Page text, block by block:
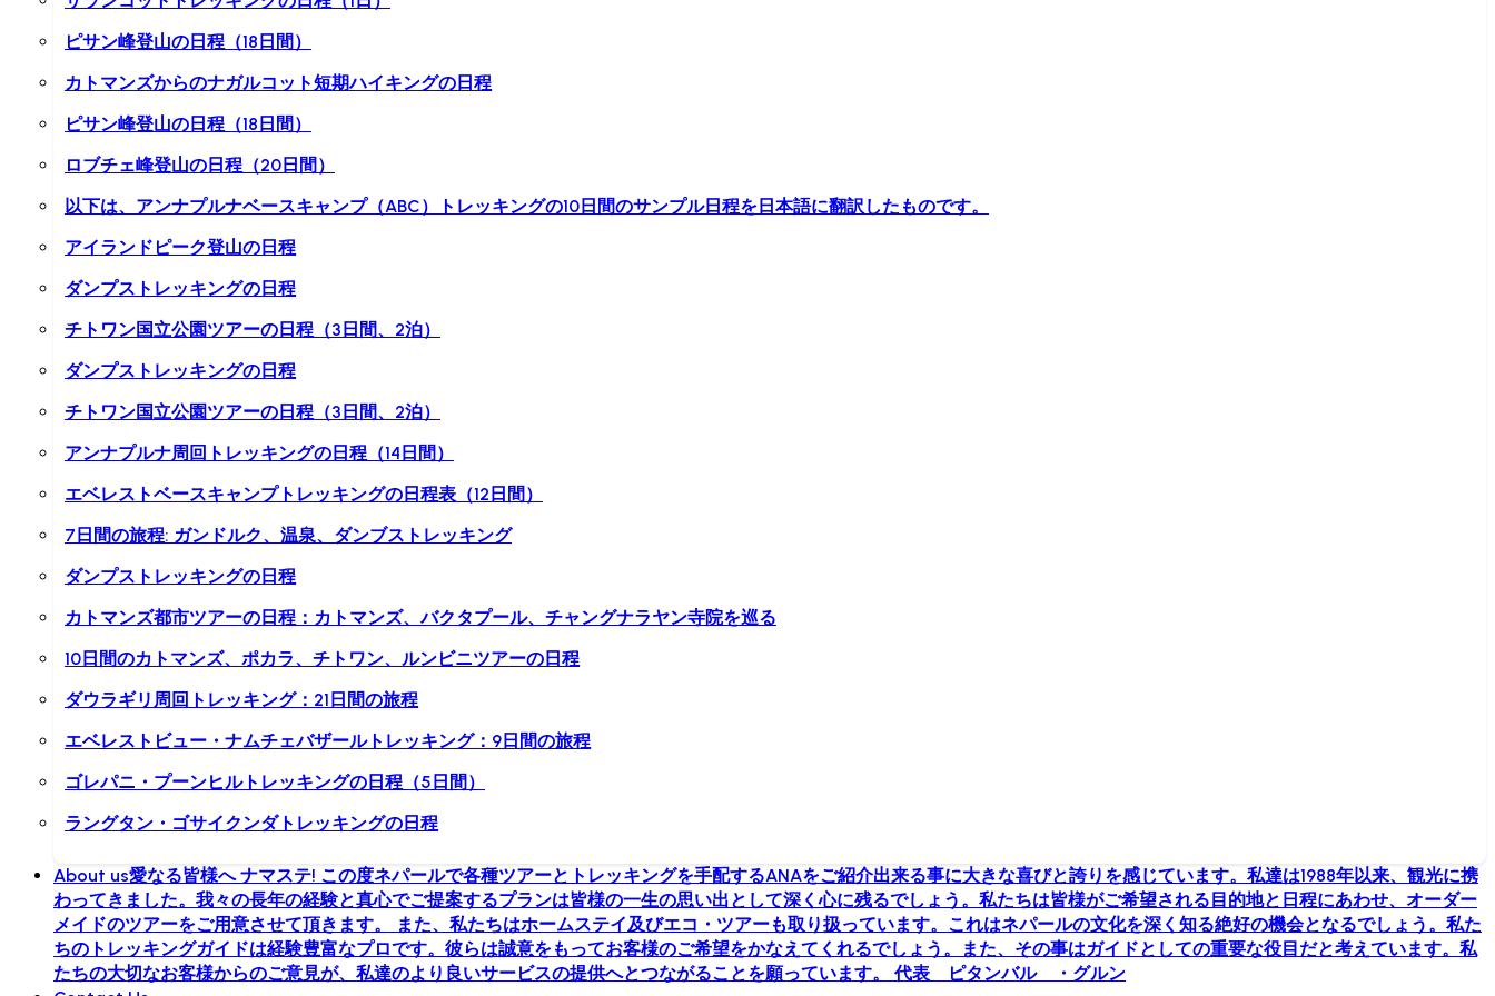
ピサン峰登山の日程（18日間）
カトマンズからのナガルコット短期ハイキングの日程
ピサン峰登山の日程（18日間）
ロブチェ峰登山の日程（20日間）
以下は、アンナプルナベースキャンプ（ABC）トレッキングの10日間のサンプル日程を日本語に翻訳したものです。
アイランドピーク登山の日程
ダンプストレッキングの日程
チトワン国立公園ツアーの日程（3日間、2泊）
ダンプストレッキングの日程
チトワン国立公園ツアーの日程（3日間、2泊）
アンナプルナ周回トレッキングの日程（14日間）
エベレストベースキャンプトレッキングの日程表（12日間）
7日間の旅程: ガンドルク、温泉、ダンブストレッキング
ダンプストレッキングの日程
カトマンズ都市ツアーの日程：カトマンズ、バクタプール、チャングナラヤン寺院を巡る
10日間のカトマンズ、ポカラ、チトワン、ルンビニツアーの日程
ダウラギリ周回トレッキング：21日間の旅程
エベレストビュー・ナムチェバザールトレッキング：9日間の旅程
ゴレパニ・プーンヒルトレッキングの日程（5日間）
ラングタン・ゴサイクンダトレッキングの日程
About us愛なる皆様へ ナマステ! この度ネパールで各種ツアーとトレッキングを手配するANAをご紹介出来る事に大きな喜びと誇りを感じています。私達は1988年以来、観光に携
わってきました。我々の長年の経験と真心でご提案するプランは皆様の一生の思い出として深く心に残るでしょう。私たちは皆様がご希望される目的地と日程にあわせ、オーダー
メイドのツアーをご用意させて頂きます。 また、私たちはホームステイ及びエコ・ツアーも取り扱っています。これはネパールの文化を深く知る絶好の機会となるでしょう。私た
ちのトレッキングガイドは経験豊富なプロです。彼らは誠意をもってお客様のご希望をかなえてくれるでしょう。また、その事はガイドとしての重要な役目だと考えています。私
たちの大切なお客様からのご意見が、私達のより良いサービスの提供へとつながることを願っています。 代表 ピタンバル ・グルン